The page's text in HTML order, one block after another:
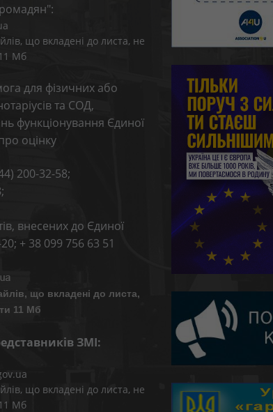
що вкладені до листа, не
Мб
для фізичних або
та СОД,
функціонування Єдиної
оцінку
200-32-58;
внесених до Єдиної
+ 38 099 756 63 51
що вкладені до листа,
11 Мб
ЗМІ:
що вкладені до листа, не
Мб